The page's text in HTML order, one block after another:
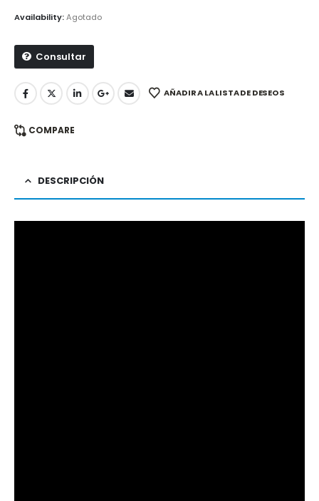
Availability:Agotado
Consultar
AÑADIR A LA LISTA DE DESEOS
COMPARE
DESCRIPCIÓN